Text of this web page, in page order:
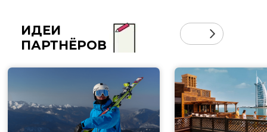
ИДЕИ
ПАРТНЁРОВ